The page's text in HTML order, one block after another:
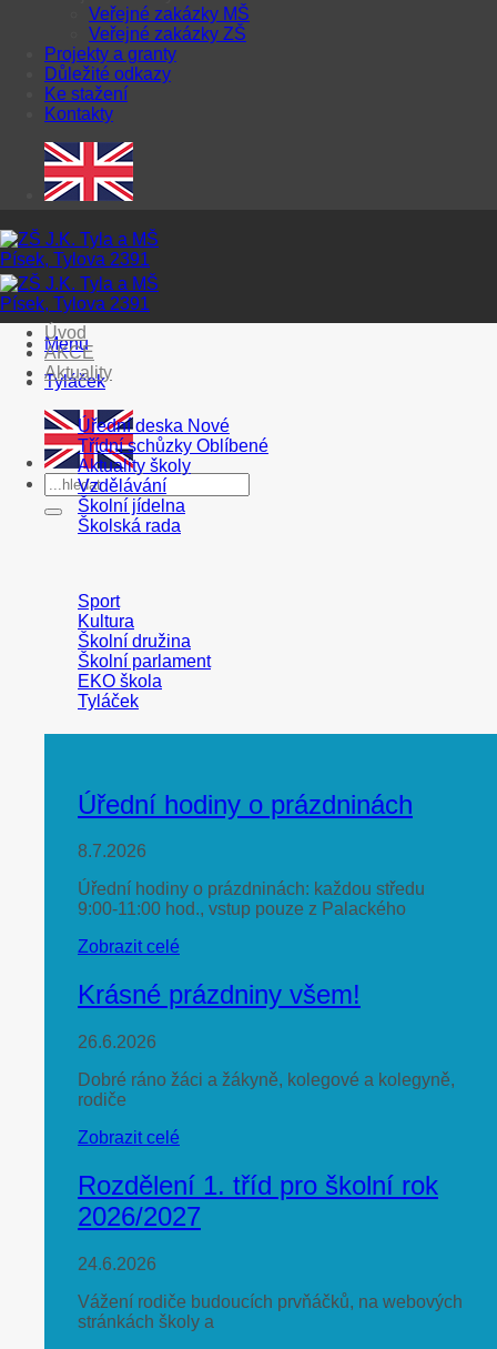
Veřejné zakázky MŠ
Veřejné zakázky ZŠ
Projekty a granty
Důležité odkazy
Ke stažení
Kontakty
Menu
Tyláček
Úvod
AKCE
Aktuality
Úřední deska
Třídní schůzky
Aktuality školy
Vzdělávání
Školní jídelna
Školská rada
Sport
Kultura
Školní družina
Školní parlament
EKO škola
Tyláček
Úřední hodiny o prázdninách
8.7.2026
Úřední hodiny o prázdninách: každou středu
9:00-11:00 hod., vstup pouze z Palackého
Zobrazit celé
Krásné prázdniny všem!
26.6.2026
Dobré ráno žáci a žákyně, kolegové a kolegyně,
rodiče
Zobrazit celé
Rozdělení 1. tříd pro školní rok
2026/2027
24.6.2026
Vážení rodiče budoucích prvňáčků, na webových
stránkách školy a